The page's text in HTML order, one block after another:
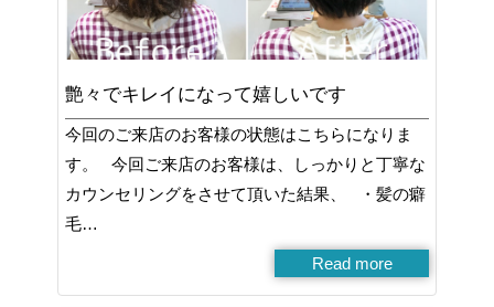
艶々でキレイになって嬉しいです
今回のご来店のお客様の状態はこちらになりま
す。 今回ご来店のお客様は、しっかりと丁寧な
カウンセリングをさせて頂いた結果、 ・髪の癖
毛…
Read more